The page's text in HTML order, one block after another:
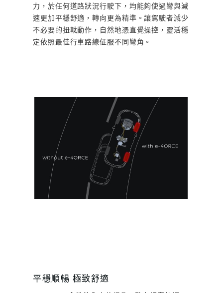
力，於任何道路狀況行駛下，均能夠使過彎與減
速更加平穩舒適，轉向更為精準。讓駕駛者減少
不必要的扭軚動作，自然地憑直覺操控，靈活穩
定依照最佳行車路線佂服不同彎角。
平穩順暢 極致舒適